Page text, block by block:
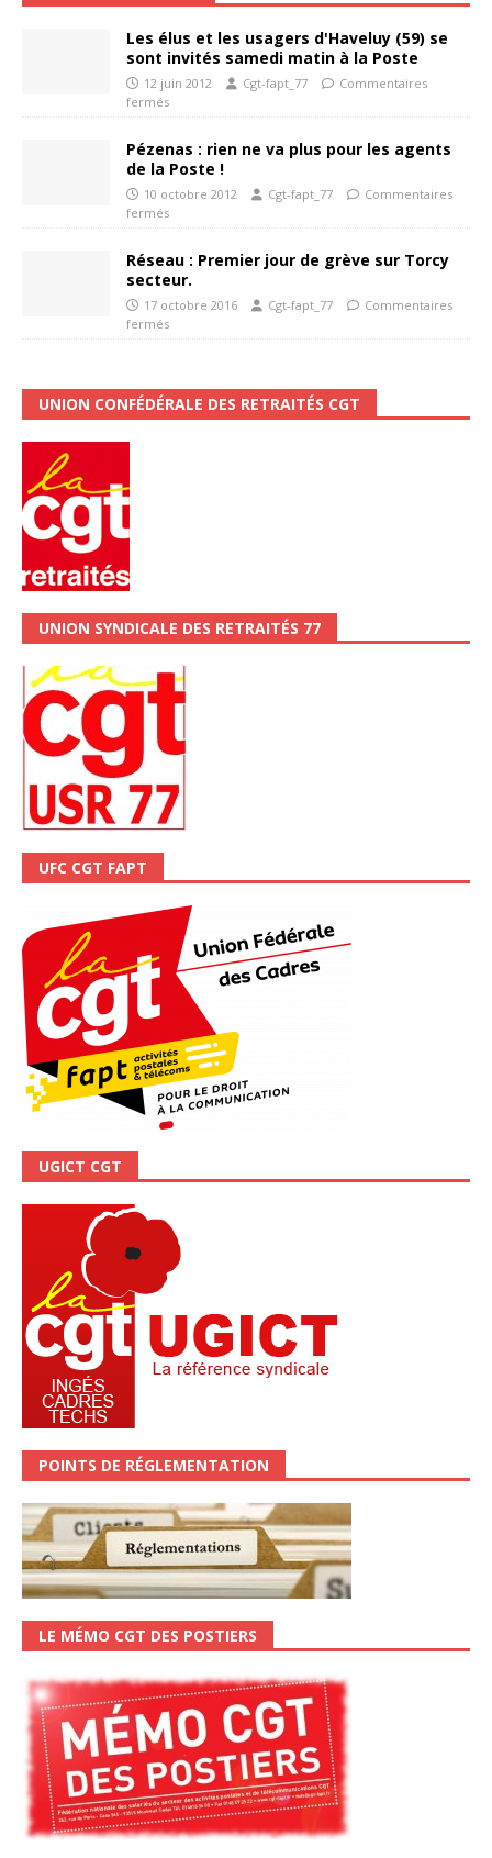
Les élus et les usagers d'Haveluy (59) se
sont invités samedi matin à la Poste
12 juin 2012 Cgt-fapt_77
Commentaires
fermés
Pézenas : rien ne va plus pour les agents
de la Poste !
10 octobre 2012 Cgt-fapt_77
Commentaires
fermés
Réseau : Premier jour de grève sur Torcy
secteur.
17 octobre 2016 Cgt-fapt_77
Commentaires
fermés
UNION CONFÉDÉRALE DES RETRAITÉS CGT
UNION SYNDICALE DES RETRAITÉS 77
UFC CGT FAPT
UGICT CGT
POINTS DE RÉGLEMENTATION
LE MÉMO CGT DES POSTIERS